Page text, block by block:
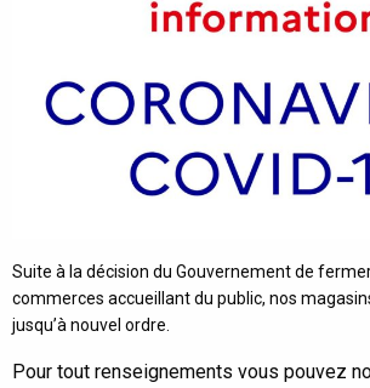
Suite à la décision du Gouvernement de
commerces accueillant du public, nos
jusqu’à nouvel ordre.
Pour tout renseignements vous pouvez